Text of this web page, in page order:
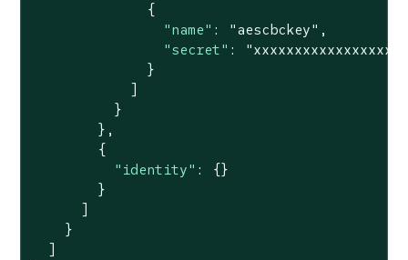
              {
"name" : "aescbckey" ,
"secret" :
              }
            ]
          }
        },
        {
"identity" : {}
        }
      ]
    }
  ]